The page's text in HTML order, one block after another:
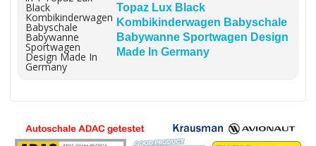
Topaz Lux Black
Kombikinderwagen Babyschale
Babywanne Sportwagen Design
Made In Germany